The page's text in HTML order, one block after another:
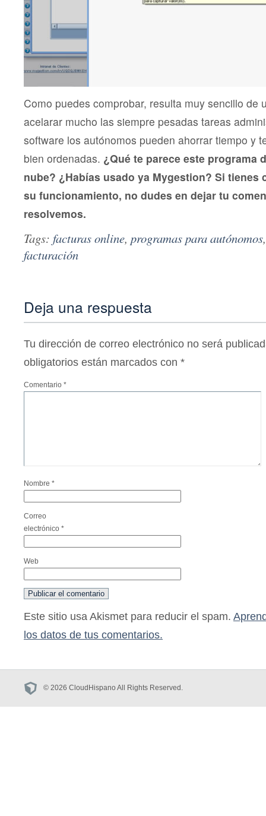
Como puedes comprobar, resulta muy sencillo de
acelarar mucho las siempre pesadas tareas
software los autónomos pueden ahorrar tiempo y
bien ordenadas. ¿Qué te parece este programa
nube? ¿Habías usado ya Mygestion? Si tienes
su funcionamiento, no dudes en dejar tu
resolvemos.
Tags: facturas online, programas para autónomos
facturación
Deja una respuesta
Tu dirección de correo electrónico no será
obligatorios están marcados con *
Comentario *
Nombre *
Correo
electrónico *
Web
Este sitio usa Akismet para reducir el spam.
los datos de tus comentarios.
© 2026 CloudHispano All Rights Reserved.